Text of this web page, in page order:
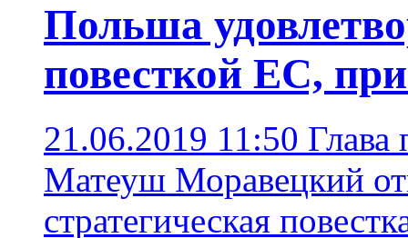
Польша
повесткой ЕС,
21.06.2019 11:50 Глава
Матеуш Моравецкий
стратегическая